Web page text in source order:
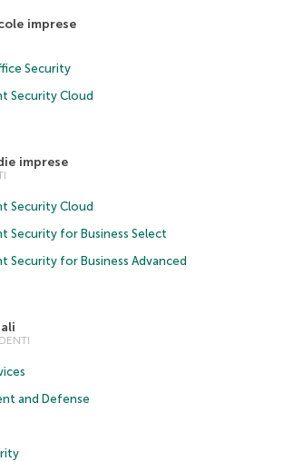
imprese
Security
Security Cloud
imprese
Security Cloud
Security for Business Select
Security for Business Advanced
and Defense